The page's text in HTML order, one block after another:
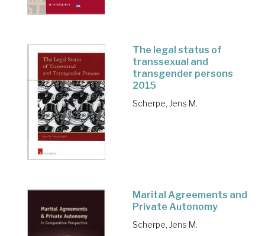
The legal status of
transsexual and
transgender persons
2015
Scherpe, Jens M.
Marital Agreements and
Private Autonomy
Scherpe, Jens M.